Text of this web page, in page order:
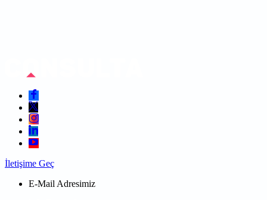
İletişime Geç
E-Mail Adresimiz